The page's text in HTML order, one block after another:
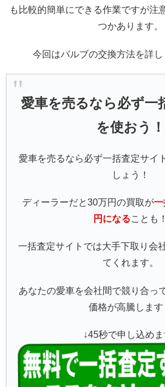
も比較的簡単にできる作業ですが注
つかあります。
今回はバルブの交換方法を詳し
愛車を売るなら必ず一
を使おう！
愛車を売るなら必ず一括査定サイ
しょう！
ディーラーだと30万円の買取が一
円になることも！
一括査定サイトでは大手下取り会
てくれます。
あなたの愛車を会社間で競り合っ
価格が高騰します
↓45秒で申し込めま